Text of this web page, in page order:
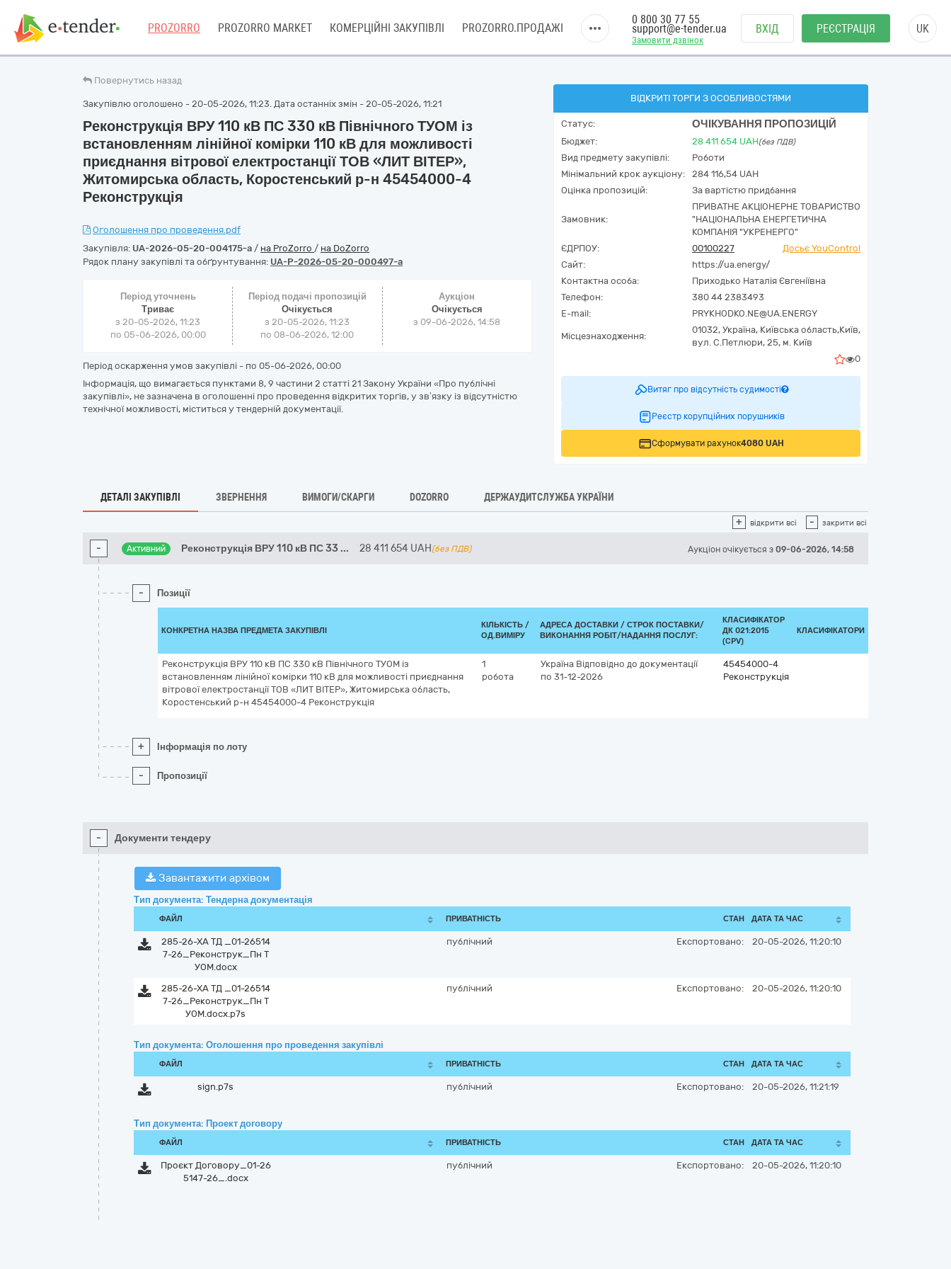
PROZORRO PROZORRO MARKET КОМЕРЦІЙНІ ЗАКУПІВЛІ PROZORRO.ПРОДАЖІ
Замовити дзвінок
0 800 30 77 55
support@e-tender.ua ВХІД РЕЄСТРАЦІЯ UK
Повернутись назад
Закупівлю оголошено - 20-05-2026, 11:23. Дата останніх змін - 20-05-2026, 11:21
Реконструкція ВРУ 110 кВ ПС 330 кВ Північного ТУОМ із
встановленням лінійної комірки 110 кВ для можливості
приєднання вітрової електростанції ТОВ «ЛИТ ВІТЕР»,
Житомирська область, Коростенський р-н 45454000-4
Реконструкція
Оголошення про проведення.pdf
Закупівля: UA-2026-05-20-004175-a / на ProZorro / на DoZorro
Рядок плану закупівлі та обґрунтування: UA-P-2026-05-20-000497-a
Період уточнень
Триває
з 20-05-2026, 11:23
по 05-06-2026, 00:00
Період подачі пропозицій
Очікується
з 20-05-2026, 11:23
по 08-06-2026, 12:00
Аукціон
Очікується
з 09-06-2026, 14:58
Період оскарження умов закупівлі - по 05-06-2026, 00:00
Інформація, що вимагається пунктами 8, 9 частини 2 статті 21 Закону України «Про публічні
закупівлі», не зазначена в оголошенні про проведення відкритих торгів, у зв’язку із відсутністю
технічної можливості, міститься у тендерній документації.
ВІДКРИТІ ТОРГИ З ОСОБЛИВОСТЯМИ
Статус: ОЧІКУВАННЯ ПРОПОЗИЦІЙ
Бюджет: 28 411 654 UAH(без ПДВ)
Вид предмету закупівлі:
Роботи
Мінімальний крок аукціону:
284 116,54 UAH
Оцінка пропозицій:
За вартістю придбання
Замовник:
ПРИВАТНЕ АКЦІОНЕРНЕ ТОВАРИСТВО
"НАЦІОНАЛЬНА ЕНЕРГЕТИЧНА
КОМПАНІЯ "УКРЕНЕРГО"
ЄДРПОУ:
00100227
Досьє YouControl
Сайт:
https://ua.energy/
Контактна особа:
Приходько Наталія Євгеніївна
Телефон:
380 44 2383493
E-mail:
PRYKHODKO.NE@UA.ENERGY
Місцезнаходження:
01032, Україна, Київська область,Київ,
вул. С.Петлюри, 25, м. Київ
0
Витяг про відсутність судимості
Реєстр корупційних порушників
Сформувати рахунок4080 UAH
ДЕТАЛІ ЗАКУПІВЛІ ЗВЕРНЕННЯ ВИМОГИ/СКАРГИ DOZORRO ДЕРЖАУДИТСЛУЖБА УКРАЇНИ
+ відкрити всі - закрити всі
- Активний Реконструкція ВРУ 110 кВ ПС 33 ... 28 411 654 UAH (без ПДВ) Аукціон очікується з 09-06-2026, 14:58
- Позиції
КОНКРЕТНА НАЗВА ПРЕДМЕТА ЗАКУПІВЛІ
КІЛЬКІСТЬ /
ОД.ВИМІРУ
АДРЕСА ДОСТАВКИ / СТРОК ПОСТАВКИ/
ВИКОНАННЯ РОБІТ/НАДАННЯ ПОСЛУГ:
КЛАСИФІКАТОР
ДК 021:2015
(CPV)
КЛАСИФІКАТОРИ
Реконструкція ВРУ 110 кВ ПС 330 кВ Північного ТУОМ із
встановленням лінійної комірки 110 кВ для можливості приєднання
вітрової електростанції ТОВ «ЛИТ ВІТЕР», Житомирська область,
Коростенський р-н 45454000-4 Реконструкція
1
робота
Україна Відповідно до документації
по 31-12-2026
45454000-4
Реконструкція
+ Інформація по лоту
- Пропозиції
- Документи тендеру
Завантажити архівом
Тип документа: Тендерна документація
ФАЙЛ ПРИВАТНІСТЬ СТАН ДАТА ТА ЧАС
285-26-ХА ТД _01-26514
7-26_Реконструк_Пн Т
УОМ.docx
публічний Експортовано: 20-05-2026, 11:20:10
285-26-ХА ТД _01-26514
7-26_Реконструк_Пн Т
УОМ.docx.p7s
публічний Експортовано: 20-05-2026, 11:20:10
Тип документа: Оголошення про проведення закупівлі
ФАЙЛ ПРИВАТНІСТЬ СТАН ДАТА ТА ЧАС
sign.p7s публічний Експортовано: 20-05-2026, 11:21:19
Тип документа: Проект договору
ФАЙЛ ПРИВАТНІСТЬ СТАН ДАТА ТА ЧАС
Проєкт Договору_01-26
5147-26_.docx
публічний Експортовано: 20-05-2026, 11:20:10